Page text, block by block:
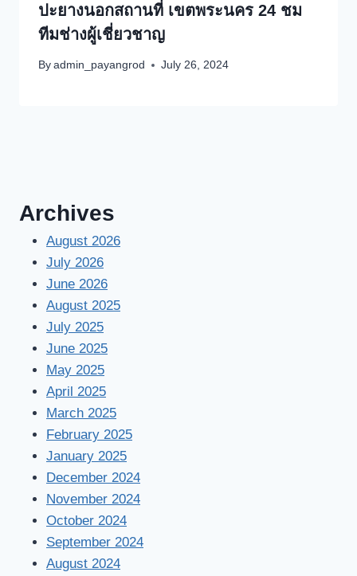
ปะยางนอกสถานที่ เขตพระนคร 24 ชม
ทีมช่างผู้เชี่ยวชาญ
By admin_payangrod July 26, 2024
Archives
August 2026
July 2026
June 2026
August 2025
July 2025
June 2025
May 2025
April 2025
March 2025
February 2025
January 2025
December 2024
November 2024
October 2024
September 2024
August 2024